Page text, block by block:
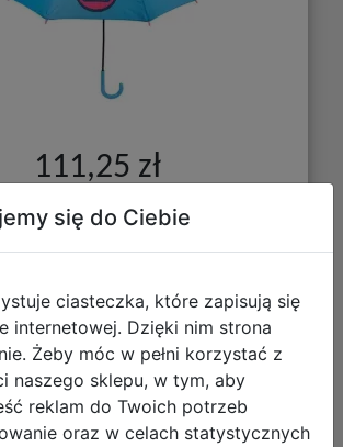
111,25 zł
DO KOSZYKA
się do Ciebie
ciasteczka, które zapisują się
internetowej. Dzięki nim strona
Żeby móc w pełni korzystać z
naszego sklepu, w tym, aby
reklam do Twoich potrzeb
oraz w celach statystycznych